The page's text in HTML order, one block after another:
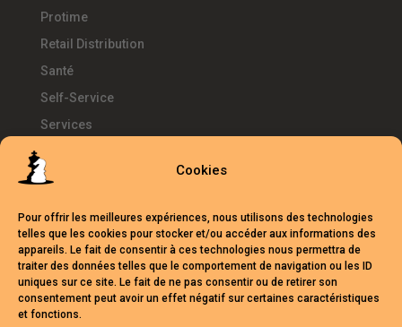
Cookies
Pour offrir les meilleures expériences, nous utilisons des technologies
telles que les cookies pour stocker et/ou accéder aux informations des
appareils. Le fait de consentir à ces technologies nous permettra de
traiter des données telles que le comportement de navigation ou les ID
uniques sur ce site. Le fait de ne pas consentir ou de retirer son
consentement peut avoir un effet négatif sur certaines caractéristiques
et fonctions.
Protime
Retail Distribution
Santé
Self-Service
Services
Télétravail
Temps d'Avance
UKG
Webinars